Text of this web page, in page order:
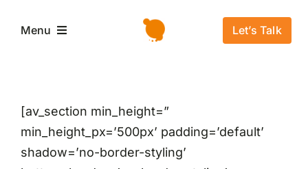
Menu
L’azienda
Let’s Talk
[av_section min_height=”
min_height_px=’500px’ padding=’default’
shadow=’no-border-styling’